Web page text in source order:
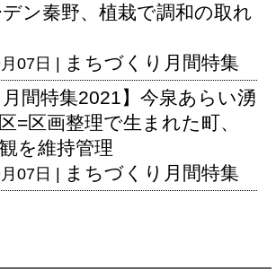
ン秦野、植栽で調和の取れ
07日 | まちづくり月間特集
月間特集2021】今泉あらい湧
=区画整理で生まれた町、
を維持管理
07日 | まちづくり月間特集